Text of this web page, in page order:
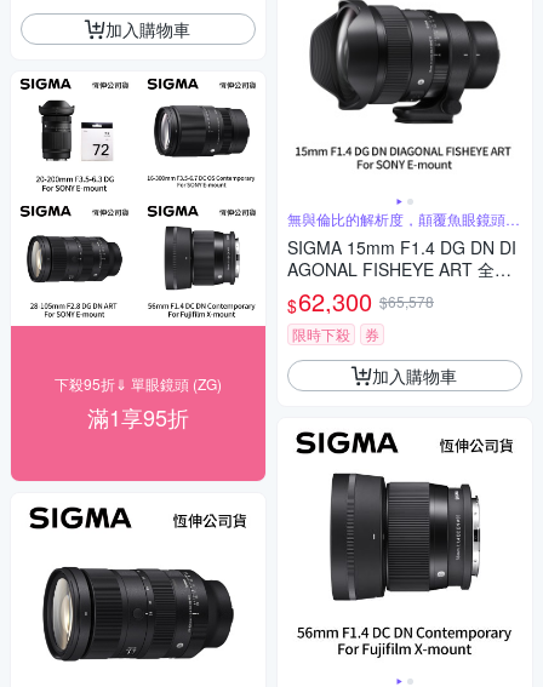
加入購物車
下殺95折⇓ 單眼鏡頭 (ZG)
滿1享95折
無與倫比的解析度，顛覆魚眼鏡頭的
傳統觀念
SIGMA 15mm F1.4 DG DN DI
AGONAL FISHEYE ART 全片
幅 魚眼定焦鏡頭 For SONY E-
mount (公司貨)
$62,300 $65,578
限時下殺
券
加入購物車